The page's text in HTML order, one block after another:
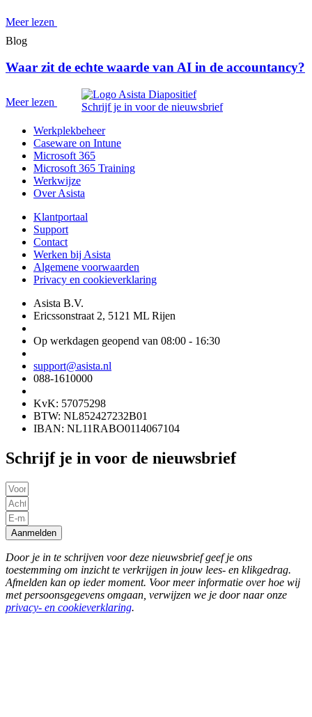
Meer lezen
Blog
Waar zit de echte waarde van AI in de accountancy?
Meer lezen
Schrijf je in voor de nieuwsbrief
Werkplekbeheer
Caseware on Intune
Microsoft 365
Microsoft 365 Training
Werkwijze
Over Asista
Klantportaal
Support
Contact
Werken bij Asista
Algemene voorwaarden
Privacy en cookieverklaring
Asista B.V.
Ericssonstraat 2, 5121 ML Rijen
Op werkdagen geopend van 08:00 - 16:30
support@asista.nl
088-1610000
KvK: 57075298
BTW: NL852427232B01
IBAN: NL11RABO0114067104
Schrijf je in voor de nieuwsbrief
Aanmelden
Door je in te schrijven voor deze nieuwsbrief geef je ons
toestemming om inzicht te verkrijgen in jouw lees- en klikgedrag.
Afmelden kan op ieder moment. Voor meer informatie over hoe wij
met persoonsgegevens omgaan, verwijzen we je door naar onze
privacy- en cookieverklaring.